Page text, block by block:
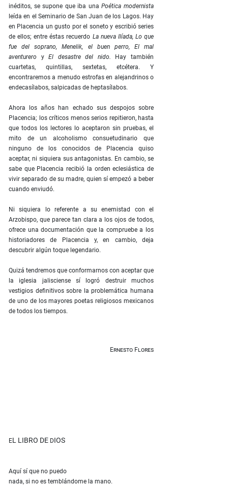
inéditos, se supone que iba unaPoética modernista
leída en el Seminario de San Juan de los Lagos. Hay
en Placencia un gusto por el soneto y escribió series
de ellos; entre éstas recuerdo La nueva Ilíada, Lo que
fue del soprano, Menelik, el buen perro, El mal
aventurero yEl desastre del nido. Hay también
cuartetas, quintillas, sextetas, etcétera. Y
encontraremos a menudo estrofas en alejandrinos o
endecasílabos, salpicadas de heptasílabos.
Ahora los años han echado sus despojos sobre
Placencia; los críticos menos serios repitieron, hasta
que todos los lectores lo aceptaron sin pruebas, el
mito de un alcoholismo consuetudinario que
ninguno de los conocidos de Placencia quiso
aceptar, ni siquiera sus antagonistas. En cambio, se
sabe que Placencia recibió la orden eclesiástica de
vivir separado de su madre, quien sí empezó a beber
cuando enviudó.
Ni siquiera lo referente a su enemistad con el
Arzobispo, que parece tan clara a los ojos de todos,
ofrece una documentación que la compruebe a los
historiadores de Placencia y, en cambio, deja
descubrir algún toque legendario.
Quizá tendremos que conformarnos con aceptar que
la iglesia jalisciense sí logró destruir muchos
vestigios definitivos sobre la problemática humana
de uno de los mayores poetas religiosos mexicanos
de todos los tiempos.
Ernesto Flores
EL LIBRO DE DIOS
Aquí sí que no puedo
nada, si no es temblándome la mano.